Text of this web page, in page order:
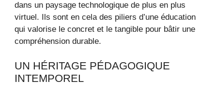
dans un paysage technologique de plus en plus
virtuel. Ils sont en cela des piliers d’une éducation
qui valorise le concret et le tangible pour bâtir une
compréhension durable.
UN HÉRITAGE PÉDAGOGIQUE
INTEMPOREL